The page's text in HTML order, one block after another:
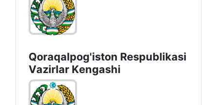
Qoraqalpog'iston Rеspublikаsi
Vаzirlаr Kеngаshi